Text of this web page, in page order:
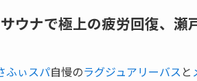
ウナで極上の疲労回復、
ふぃスパ自慢のラグジュアリーバス と